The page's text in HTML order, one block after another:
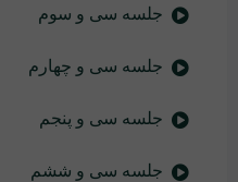
جلسه سی و سوم
جلسه سی و چهارم
جلسه سی و پنجم
جلسه سی و ششم